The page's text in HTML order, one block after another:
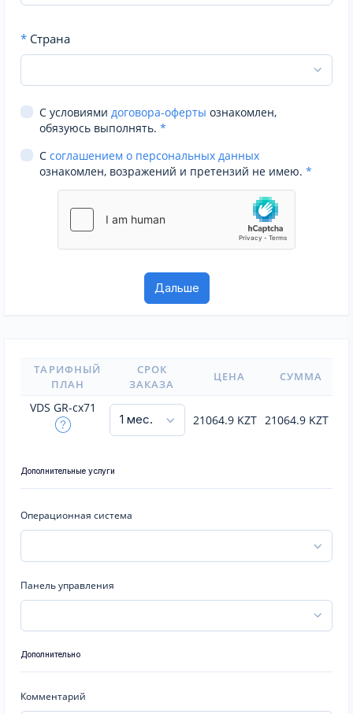
* Страна
С условиями договора-оферты ознакомлен,
обязуюсь выполнять. *
С соглашением о персональных данных
ознакомлен, возражений и претензий не имею. *
ТАРИФНЫЙ
ПЛАН
СРОК
ЗАКАЗА
ЦЕНА СУММА
VDS GR-cx71
21064.9 KZT 21064.9 KZT
Дополнительные услуги
Операционная система
Панель управления
Дополнительно
Комментарий